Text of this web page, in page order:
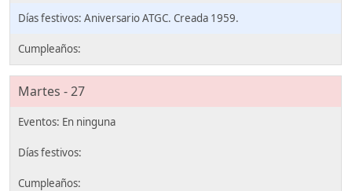
Aniversario ATGC. Creada 1959.
Martes - 27